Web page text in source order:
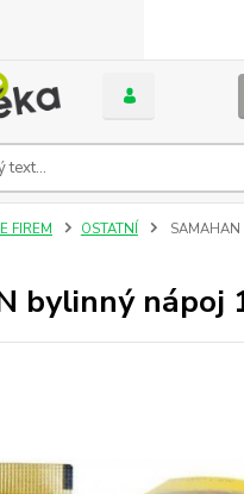
FIREM OSTATNÍ
bylinný nápoj